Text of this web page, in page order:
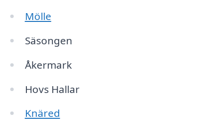
Mölle
Säsongen
Åkermark
Hovs Hallar
Knäred